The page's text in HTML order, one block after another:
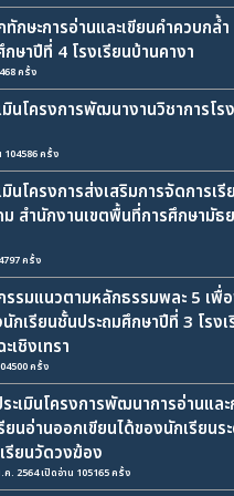
กษะการอ่านและเขียนคำควบกล้
ษาปีที่ 4 โรงเรียนบ้านคางา
ครั้ง
มินโครงการพัฒนางานวิชาการโร
104586 ครั้ง
มินโครงการส่งเสริมการจัดการเรี
ม สำนักงานเขตพื้นที่การศึกษามัธ
ครั้ง
รรมแนวตามหลักธรรมพละ 5 เพื่
กเรียนชั้นประถมศึกษาปีที่ 3 โรง
ชิงเทรา
ครั้ง
ะเมินโครงการพัฒนาการอ่านและ
ยนอ่านออกเขียนได้ของนักเรียนร
รียนวัดวงฆ้อง
. 2564 เปิดอ่าน 105165 ครั้ง